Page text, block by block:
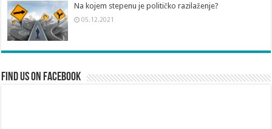
Na kojem stepenu je političko razilaženje?
05.12.2021
Find us on Facebook